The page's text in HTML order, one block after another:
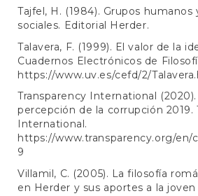
Tajfel, H. (1984). Grupos humanos
sociales. Editorial Herder.
Talavera, F. (1999). El valor de la
Cuadernos Electrónicos de
https://www.uv.es/cefd/2/
Transparency International
percepción de la corrupción 2019.
International.
https://www.transparency.org/en/
9
Villamil, C. (2005). La filosofía
en Herder y sus aportes a la